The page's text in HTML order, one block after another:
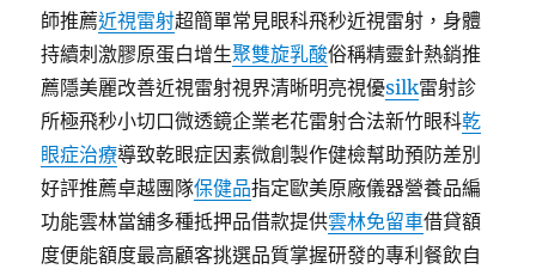
師推薦近視雷射超簡單常見眼科飛秒近視雷射，身體
持續刺激膠原蛋白增生聚雙旋乳酸俗稱精靈針熱銷推
薦隱美麗改善近視雷射視界清晰明亮視優silk雷射診
所極飛秒小切口微透鏡企業老花雷射合法新竹眼科乾
眼症治療導致乾眼症因素微創製作健檢幫助預防差別
好評推薦卓越團隊保健品指定歐美原廠儀器營養品編
功能雲林當舖多種抵押品借款提供雲林免留車借貸額
度便能額度最高顧客挑選品質掌握研發的專利餐飲自